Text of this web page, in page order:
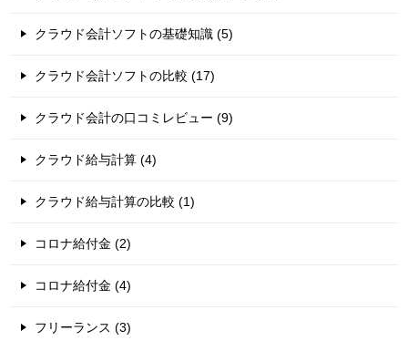
クラウド会計ソフトの基礎知識 (5)
クラウド会計ソフトの比較 (17)
クラウド会計の口コミレビュー (9)
クラウド給与計算 (4)
クラウド給与計算の比較 (1)
コロナ給付金 (2)
コロナ給付金 (4)
フリーランス (3)